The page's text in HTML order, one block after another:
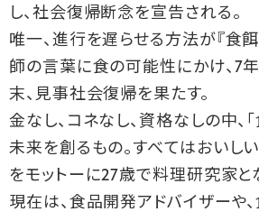
し、社会復帰断念を宣告される。
唯一、進行を遅らせる方法が『食
師の言葉に食の可能性にかけ、7
末、見事社会復帰を果たす。
金なし、コネなし、資格なしの中、
未来を創るもの。すべてはおいし
をモットーに27歳で料理研究家と
現在は、食品開発アドバイザーや